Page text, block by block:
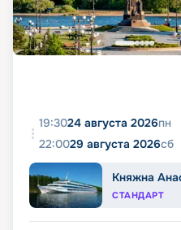
19:3024 августа 2026пн
22:0029 августа 2026сб
Княжна
СТАНДАРТ